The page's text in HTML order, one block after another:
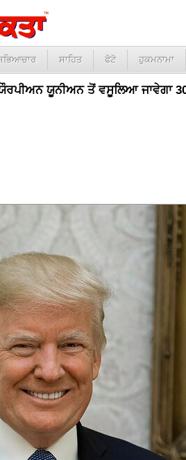
ਸਾਹਿਤ ਫੋਟੋ ਹੁਕਮਨਾਮਾ
ਯੂਨੀਅਨ ਤੋਂ ਵਸੂਲਿਆ ਜਾਵੇਗਾ